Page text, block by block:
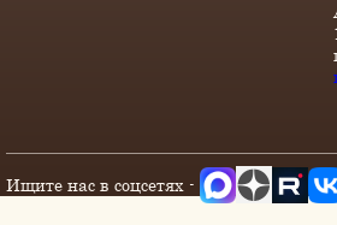
Ищите нас в соцсетях -